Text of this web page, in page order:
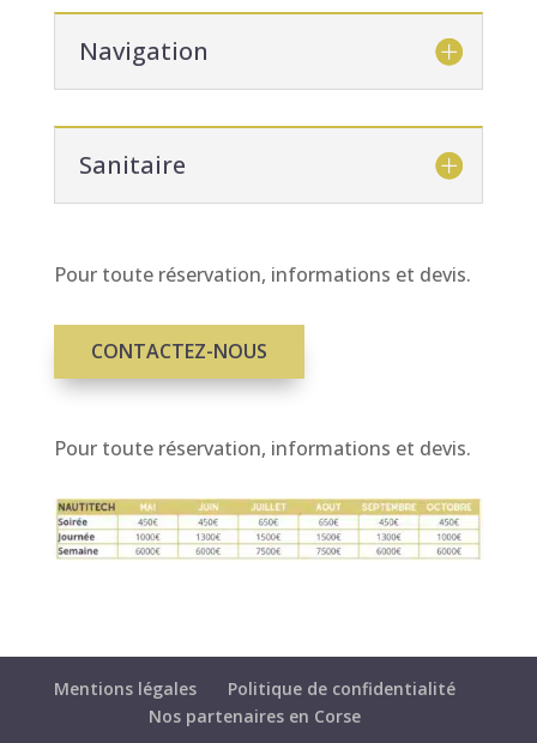
Navigation
Sanitaire
Pour toute réservation, informations et devis.
CONTACTEZ-NOUS
Pour toute réservation, informations et devis.
Mentions légales
Politique de confidentialité
Nos partenaires en Corse